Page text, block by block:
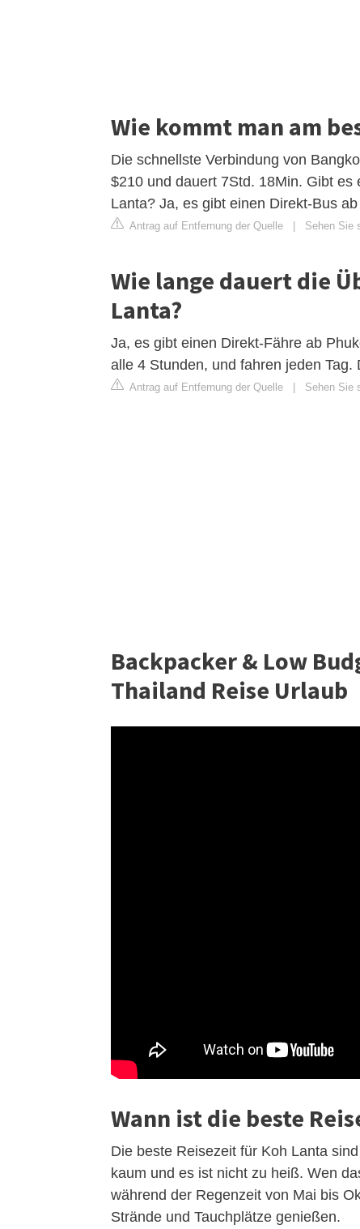
Wie kommt man am
Die schnellste Verbindung von
$210 und dauert 7Std. 18Min. Gibt
Lanta? Ja, es gibt einen Direkt-Bus
Antrag auf Entfernung der Quelle Sehen Sie
Wie lange dauert die
Lanta?
Ja, es gibt einen Direkt-Fähre ab
alle 4 Stunden, und fahren jeden
Antrag auf Entfernung der Quelle Sehen Sie
Backpacker & Low
Thailand Reise Urlaub
Wann ist die beste
Die beste Reisezeit für Koh Lanta
kaum und es ist nicht zu heiß. Wen
während der Regenzeit von Mai bis
Strände und Tauchplätze genießen.